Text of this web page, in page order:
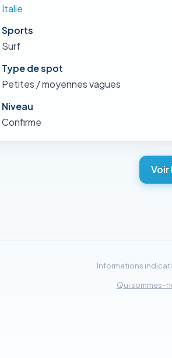
Italie
Sports
Surf
Type de spot
Petites / moyennes vagues
Niveau
Confirme
Informations
Qui sommes-